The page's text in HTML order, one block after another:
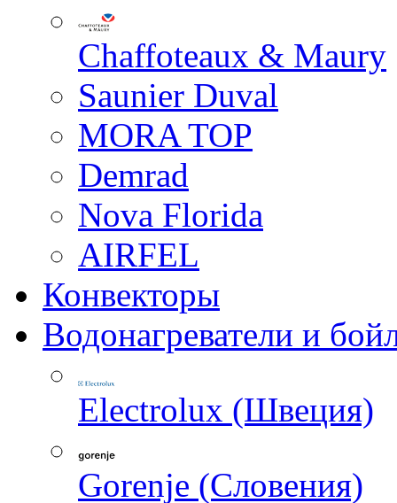
Chaffoteaux & Maury
Saunier Duval
MORA TOP
Demrad
Nova Florida
AIRFEL
Конвекторы
Водонагреватели и
Electrolux (Швеция)
Gorenje (Словения)